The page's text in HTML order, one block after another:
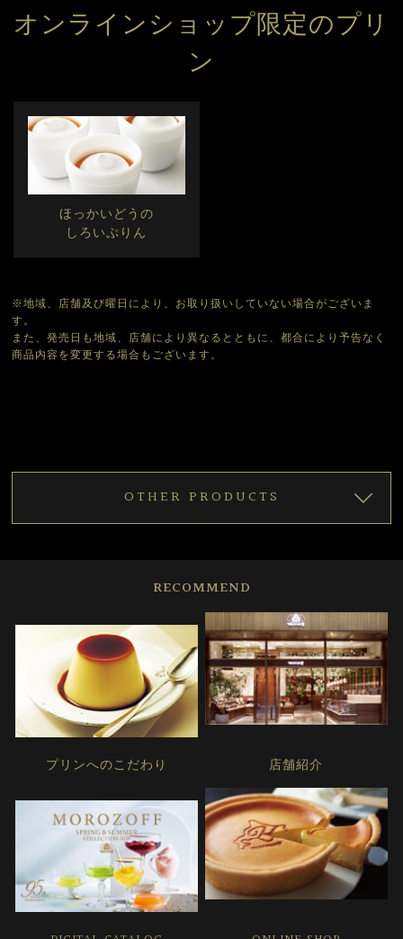
オンラインショップ限定のプリ
ン
ほっかいどうの
しろいぷりん
※地域、店舗及び曜日により、お取り扱いしていない場合がございま
す。
また、発売日も地域、店舗により異なるとともに、都合により予告なく
商品内容を変更する場合もございます。
OTHER PRODUCTS
RECOMMEND
プリンへのこだわり 店舗紹介